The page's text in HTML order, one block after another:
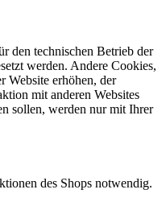
den technischen Betrieb der
werden. Andere Cookies,
Website erhöhen, der
mit anderen Websites
sollen, werden nur mit Ihrer
des Shops notwendig.